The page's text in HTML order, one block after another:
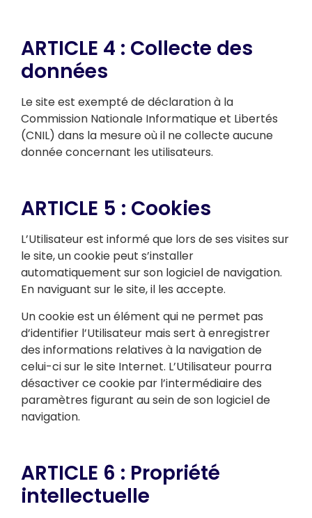
ARTICLE 4 : Collecte des
données
Le site est exempté de déclaration à la
Commission Nationale Informatique et Libertés
(CNIL) dans la mesure où il ne collecte aucune
donnée concernant les utilisateurs.
ARTICLE 5 : Cookies
L’Utilisateur est informé que lors de ses visites sur
le site, un cookie peut s’installer
automatiquement sur son logiciel de navigation.
En naviguant sur le site, il les accepte.
Un cookie est un élément qui ne permet pas
d’identifier l’Utilisateur mais sert à enregistrer
des informations relatives à la navigation de
celui-ci sur le site Internet. L’Utilisateur pourra
désactiver ce cookie par l’intermédiaire des
paramètres figurant au sein de son logiciel de
navigation.
ARTICLE 6 : Propriété
intellectuelle